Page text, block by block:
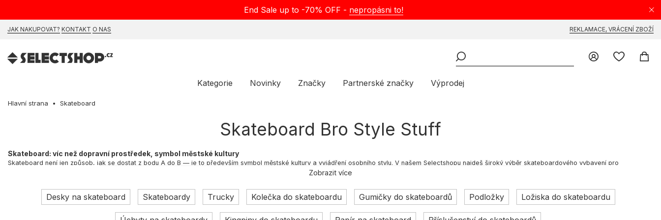
End Sale up to -70% OFF - nepropásni to!
JAK NAKUPOVAT? KONTAKT O NAS REKLAMACE, VRÁCENÍ ZBOŽÍ
Kategorie Novinky Značky Partnerské značky Výprodej
Hlavní strana Skateboard
Skateboard Bro Style Stuff
Skateboard: víc než dopravní prostředek, symbol městské kultury
Skateboard není jen způsob, jak se dostat z bodu A do B — je to především symbol městské kultury a vyjádření osobního stylu. V našem Selectshopu najdeš široký výběr skateboardového vybavení pro
začátečníky i pokročilé skaty. Nabízíme desky, kola, trucky, kompletní skateboardy a doplňky, které nejen skvěle jezdí, ale i stylově sednou. Objev, co všechno svět skateboardů nabízí od značek jako
Historie a význam skateboardingu
Skateboard se poprvé objevil v 50. letech v Kalifornii, původně vyrobený ze dřeva s kovovými kolečky a tvarem surfové desky. V průběhu let se vyvinul v dynamický sport a životní styl se silnou komunitou skate
kultury, která sdílí módu, hudbu a umění, podporuje nové členy a posouvá hranice triků.
Zobrazit více
Desky na skateboard Skateboardy Trucky Kolečka do skateboardu Gumičky do skateboardů Podložky Ložiska do skateboardu